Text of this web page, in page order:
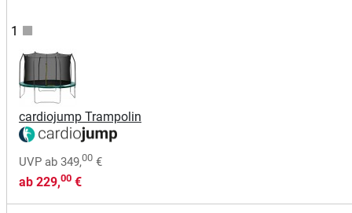
1
cardiojump Trampolin
UVP ab 349,00 €
ab 229,00 €